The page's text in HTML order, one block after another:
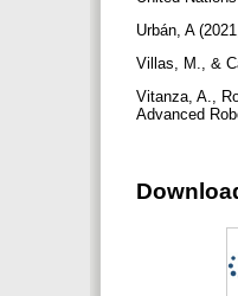
Urbán, A
Villas, M., &
Vitanza, A.,
Advanced